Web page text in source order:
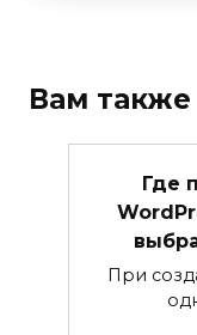
Вам
Где
При